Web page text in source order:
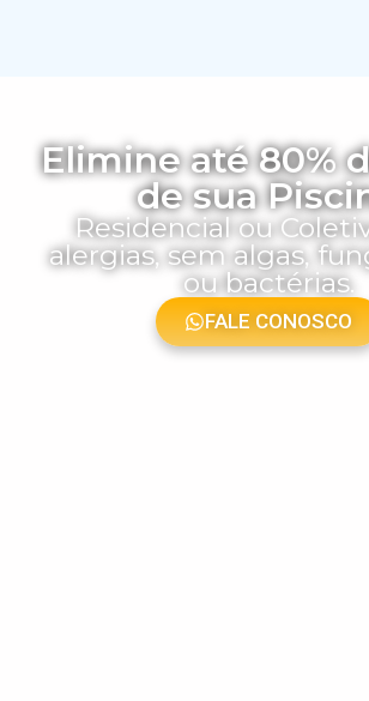
Elimine até 80%
de sua
Residencial ou
alergias, sem algas,
ou bactérias.
FALE CONOSCO